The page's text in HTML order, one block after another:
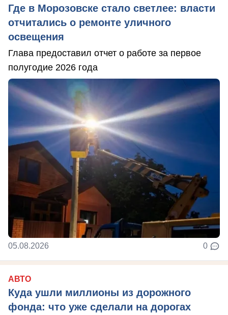
Где в Морозовске стало светлее: власти
отчитались о ремонте уличного
освещения
Глава предоставил отчет о работе за первое
полугодие 2026 года
05.08.2026 0
АВТО
Куда ушли миллионы из дорожного
фонда: что уже сделали на дорогах